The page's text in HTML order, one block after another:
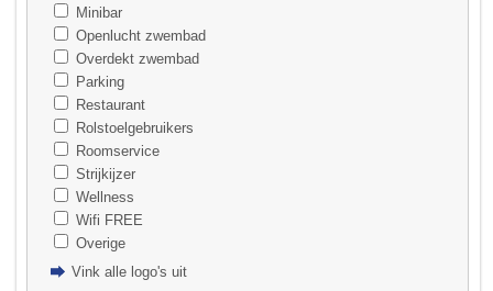
Minibar
Openlucht zwembad
Overdekt zwembad
Parking
Restaurant
Rolstoelgebruikers
Roomservice
Strijkijzer
Wellness
Wifi FREE
Overige
Vink alle logo's uit